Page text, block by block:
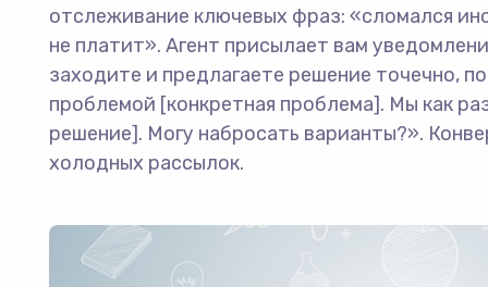
отслеживание ключевых фраз: «сломался
не платит». Агент присылает вам
заходите и предлагаете решение точечно,
проблемой [конкретная проблема]. Мы как
решение]. Могу набросать варианты?».
холодных рассылок.